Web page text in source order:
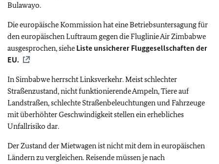
Bulawayo.
Die europäische Kommission hat eine Betriebsuntersagung für
den europäischen Luftraum gegen die Fluglinie Air Zimbabwe
ausgesprochen, siehe Liste unsicherer Fluggesellschaften der
EU.
In Simbabwe herrscht Linksverkehr. Meist schlechter
Straßenzustand, nicht funktionierende Ampeln, Tiere auf
Landstraßen, schlechte Straßenbeleuchtungen und Fahrzeuge
mit überhöhter Geschwindigkeit stellen ein erhebliches
Unfallrisiko dar.
Der Zustand der Mietwagen ist nicht mit dem in europäischen
Ländern zu vergleichen. Reisende müssen je nach